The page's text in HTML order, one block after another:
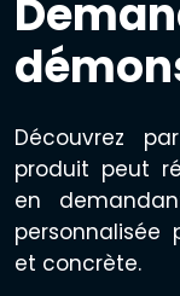
Découvrez
produit peut
en
personnalisée
et concrète.